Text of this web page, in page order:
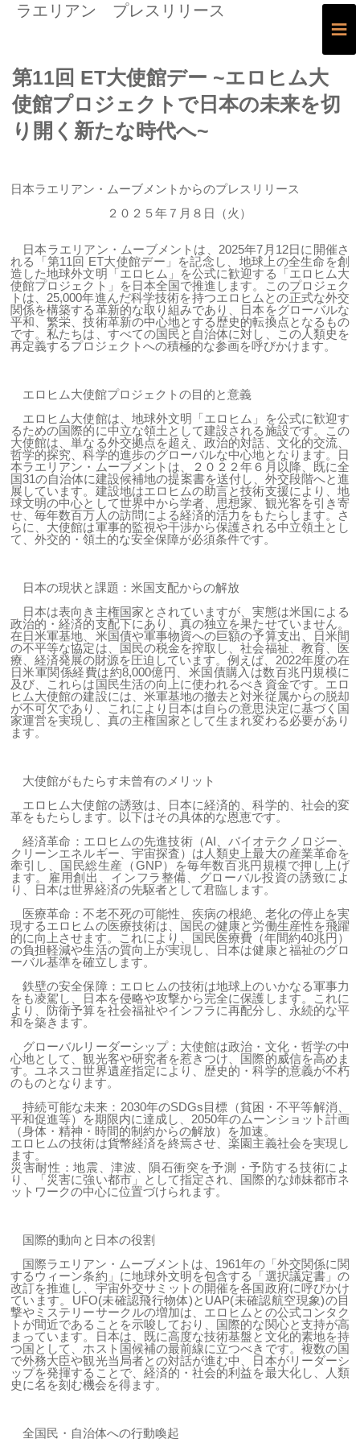
ラエリアン プレスリリース
≡
第11回 ET大使館デー ~エロヒム大
使館プロジェクトで日本の未来を切
り開く新たな時代へ~
日本ラエリアン・ムーブメントからのプレスリリース
２０２５年７月８日（火）
日本ラエリアン・ムーブメントは、2025年7月12日に開催さ
れる「第11回 ET大使館デー」を記念し、地球上の全生命を創
造した地球外文明「エロヒム」を公式に歓迎する「エロヒム大
使館プロジェクト」を日本全国で推進します。このプロジェク
トは、25,000年進んだ科学技術を持つエロヒムとの正式な外交
関係を構築する革新的な取り組みであり、日本をグローバルな
平和、繁栄、技術革新の中心地とする歴史的転換点となるもの
です。私たちは、すべての国民と自治体に対し、この人類史を
再定義するプロジェクトへの積極的な参画を呼びかけます。
エロヒム大使館プロジェクトの目的と意義
エロヒム大使館は、地球外文明「エロヒム」を公式に歓迎す
るための国際的に中立な領土として建設される施設です。この
大使館は、単なる外交拠点を超え、政治的対話、文化的交流、
哲学的探究、科学的進歩のグローバルな中心地となります。日
本ラエリアン・ムーブメントは、２０２２年６月以降、既に全
国31の自治体に建設候補地の提案書を送付し、外交段階へと進
展しています。建設地はエロヒムの助言と技術支援により、地
球文明の中心として世界中から学者、思想家、観光客を引き寄
せ、毎年数百万人の訪問による経済的活力をもたらします。さ
らに、大使館は軍事的監視や干渉から保護される中立領土とし
て、外交的・領土的な安全保障が必須条件です。
日本の現状と課題：米国支配からの解放
日本は表向き主権国家とされていますが、実態は米国による
政治的・経済的支配下にあり、真の独立を果たせていません。
在日米軍基地、米国債や軍事物資への巨額の予算支出、日米間
の不平等な協定は、国民の税金を搾取し、社会福祉、教育、医
療、経済発展の財源を圧迫しています。例えば、2022年度の在
日米軍関係経費は約8,000億円、米国債購入は数百兆円規模に
及び、これらは国民生活の向上に使われるべき資金です。エロ
ヒム大使館の建設には、米軍基地の撤去と対米従属からの脱却
が不可欠であり、これにより日本は自らの意思決定に基づく国
家運営を実現し、真の主権国家として生まれ変わる必要があり
ます。
大使館がもたらす未曾有のメリット
エロヒム大使館の誘致は、日本に経済的、科学的、社会的変
革をもたらします。以下はその具体的な恩恵です。
経済革命：エロヒムの先進技術（AI、バイオテクノロジー、
クリーンエネルギー、宇宙探査）は人類史上最大の産業革命を
牽引し、国民総生産（GNP）を毎年数百兆円規模で押し上げ
ます。雇用創出、インフラ整備、グローバル投資の誘致によ
り、日本は世界経済の先駆者として君臨します。
医療革命：不老不死の可能性、疾病の根絶、老化の停止を実
現するエロヒムの医療技術は、国民の健康と労働生産性を飛躍
的に向上させます。これにより、国民医療費（年間約40兆円）
の負担軽減や生活の質向上が実現し、日本は健康と福祉のグロ
ーバル基準を確立します。
鉄壁の安全保障：エロヒムの技術は地球上のいかなる軍事力
をも凌駕し、日本を侵略や攻撃から完全に保護します。これに
より、防衛予算を社会福祉やインフラに再配分し、永続的な平
和を築きます。
グローバルリーダーシップ：大使館は政治・文化・哲学の中
心地として、観光客や研究者を惹きつけ、国際的威信を高めま
す。ユネスコ世界遺産指定により、歴史的・科学的意義が不朽
のものとなります。
持続可能な未来：2030年のSDGs目標（貧困・不平等解消、
平和促進等）を期限内に達成し、2050年のムーンショット計画
（身体・精神・時間的制約からの解放）を加速。
エロヒムの技術は貨幣経済を終焉させ、楽園主義社会を実現し
ます。
災害耐性：地震、津波、隕石衝突を予測・予防する技術によ
り、「災害に強い都市」として指定され、国際的な姉妹都市ネ
ットワークの中心に位置づけられます。
国際的動向と日本の役割
国際ラエリアン・ムーブメントは、1961年の「外交関係に関
するウィーン条約」に地球外文明を包含する「選択議定書」の
改訂を推進し、宇宙外交サミットの開催を各国政府に呼びかけ
ています。UFO(未確認飛行物体)とUAP(未確認航空現象)の目
撃やミステリーサークルの増加は、エロヒムとの公式コンタク
トが間近であることを示唆しており、国際的な関心と支持が高
まっています。日本は、既に高度な技術基盤と文化的素地を持
つ国として、ホスト国候補の最前線に立つべきです。複数の国
で外務大臣や観光当局者との対話が進む中、日本がリーダーシ
ップを発揮することで、経済的・社会的利益を最大化し、人類
史に名を刻む機会を得ます。
全国民・自治体への行動喚起